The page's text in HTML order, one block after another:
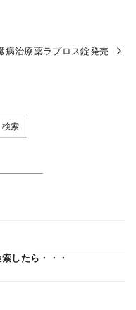
病治療薬ラプロス錠発売
検索
したら・・・